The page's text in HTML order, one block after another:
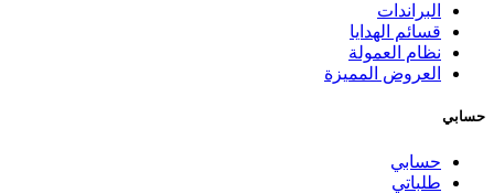
البراندات
قسائم الهدايا
نظام العمولة
العروض المميزة
حسابي
حسابي
طلباتي